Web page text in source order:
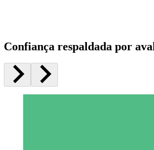
Confiança respaldada por